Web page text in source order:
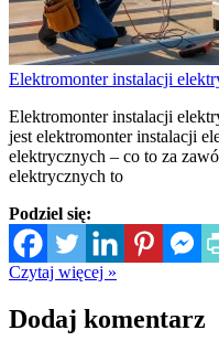
Elektromonter instalacji
Elektromonter instalacji
jest elektromonter instalacji
elektrycznych – co to za
elektrycznych to
Podziel się:
Czytaj więcej »
Dodaj komentarz